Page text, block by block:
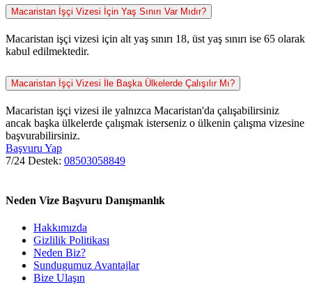
Macaristan İşçi Vizesi İçin Yaş Sınırı Var Mıdır?
Macaristan işçi vizesi için alt yaş sınırı 18, üst yaş sınırı ise 65 olarak
kabul edilmektedir.
Macaristan İşçi Vizesi İle Başka Ülkelerde Çalışılır Mı?
Macaristan işçi vizesi ile yalnızca Macaristan'da çalışabilirsiniz
ancak başka ülkelerde çalışmak isterseniz o ülkenin çalışma vizesine
başvurabilirsiniz.
Başvuru Yap
7/24 Destek: 08503058849
Neden Vize Başvuru Danışmanlık
Hakkımızda
Gizlilik Politikası
Neden Biz?
Sundugumuz Avantajlar
Bize Ulaşın